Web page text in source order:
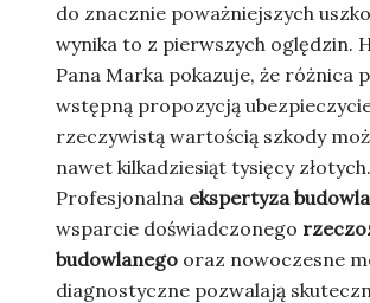
do znacznie poważniejszych
wynika to z pierwszych oględzin.
Pana Marka pokazuje, że różnica
wstępną propozycją
rzeczywistą wartością szkody
nawet kilkadziesiąt tysięcy złotych.
Profesjonalna ekspertyza
wsparcie doświadczonego
budowlanegooraz nowoczesne
diagnostyczne pozwalają